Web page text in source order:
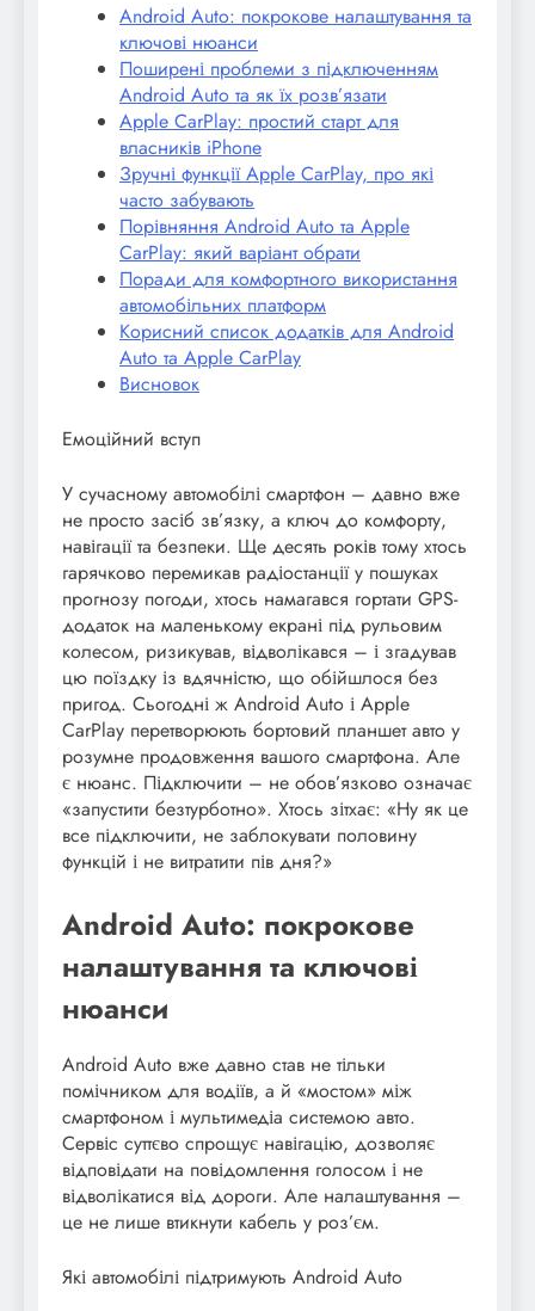
Android Auto: покрокове налаштування та
ключові нюанси
Поширені проблеми з підключенням
Android Auto та як їх розв’язати
Apple CarPlay: простий старт для
власників iPhone
Зручні функції Apple CarPlay, про які
часто забувають
Порівняння Android Auto та Apple
CarPlay: який варіант обрати
Поради для комфортного використання
автомобільних платформ
Корисний список додатків для Android
Auto та Apple CarPlay
Висновок
Емоційний вступ
У сучасному автомобілі смартфон – давно вже
не просто засіб зв’язку, а ключ до комфорту,
навігації та безпеки. Ще десять років тому хтось
гарячково перемикав радіостанції у пошуках
прогнозу погоди, хтось намагався гортати GPS-
додаток на маленькому екрані під рульовим
колесом, ризикував, відволікався – і згадував
цю поїздку із вдячністю, що обійшлося без
пригод. Сьогодні ж Android Auto і Apple
CarPlay перетворюють бортовий планшет авто у
розумне продовження вашого смартфона. Але
є нюанс. Підключити – не обов’язково означає
«запустити безтурботно». Хтось зітхає: «Ну як це
все підключити, не заблокувати половину
функцій і не витратити пів дня?»
Android Auto: покрокове
налаштування та ключові
нюанси
Android Auto вже давно став не тільки
помічником для водіїв, а й «мостом» між
смартфоном і мультимедіа системою авто.
Сервіс суттєво спрощує навігацію, дозволяє
відповідати на повідомлення голосом і не
відволікатися від дороги. Але налаштування –
це не лише втикнути кабель у роз’єм.
Які автомобілі підтримують Android Auto